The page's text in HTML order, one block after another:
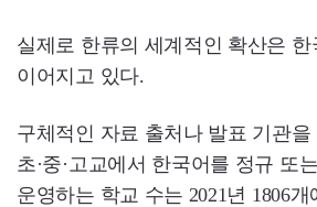
실제로 한류의 세계적인 확산은
이어지고 있다.
구체적인 자료 출처나 발표 기관을
초·중·고교에서 한국어를 정규 또
운영하는 학교 수는 2021년 1806개